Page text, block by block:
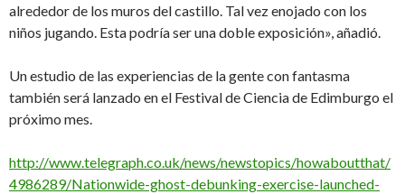
alrededor de los muros del castillo. Tal vez enojado con los
niños jugando. Esta podría ser una doble exposición», añadió.
Un estudio de las experiencias de la gente con fantasma
también será lanzado en el Festival de Ciencia de Edimburgo el
próximo mes.
http://www.telegraph.co.uk/news/newstopics/howaboutthat/
4986289/Nationwide-ghost-debunking-exercise-launched-